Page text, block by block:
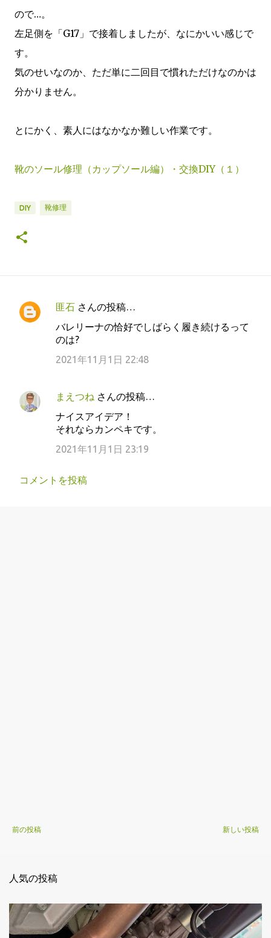
ので…。
左足側を「G17」で接着しましたが、なにかいい感じで
す。
気のせいなのか、ただ単に二回目で慣れただけなのかは
分かりません。
とにかく、素人にはなかなか難しい作業です。
靴のソール修理（カップソール編）・交換DIY（１）
DIY 靴修理
コ
匪石 さんの投稿…
バレリーナの恰好でしばらく履き続けるって
のは?
2021年11月1日 22:48
まえつね さんの投稿…
ナイスアイデア！
それならカンペキです。
2021年11月1日 23:19
コメントを投稿
新しい投稿
前の投稿
人気の投稿